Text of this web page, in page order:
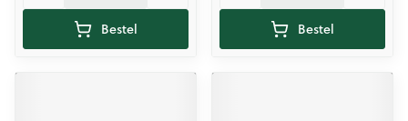
Bestel Bestel